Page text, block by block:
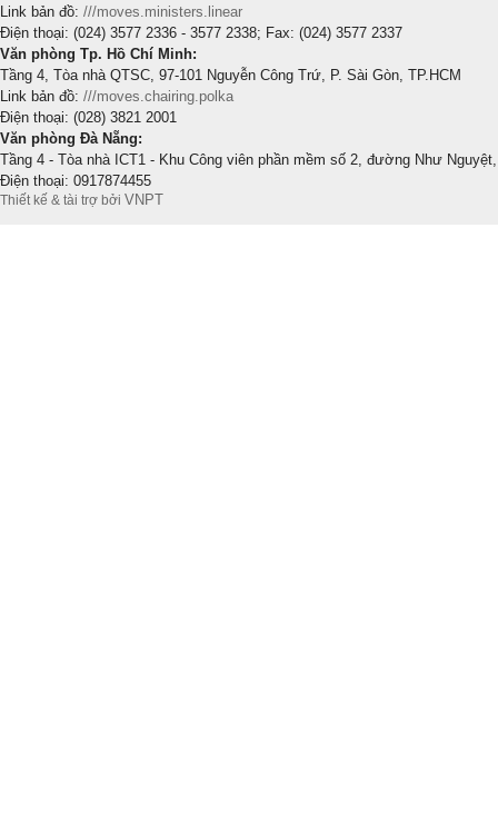
Link bản đồ: ///moves.ministers.linear
Điện thoại: (024) 3577 2336 - 3577 2338; Fax: (024) 3577 2337
Văn phòng Tp. Hồ Chí Minh:
Tầng 4, Tòa nhà QTSC, 97-101 Nguyễn Công Trứ, P. Sài Gòn, TP.HCM
Link bản đồ: ///moves.chairing.polka
Điện thoại: (028) 3821 2001
Văn phòng Đà Nẵng:
Tầng 4 - Tòa nhà ICT1 - Khu Công viên phần mềm số 2, đường Như
Điện thoại: 0917874455
Thiết kế & tài trợ bởi VNPT